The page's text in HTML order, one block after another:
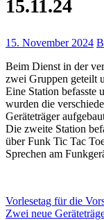
15.11.24
15. November 2024
Beim Dienst in der
zwei Gruppen geteilt
Eine Station befasste
wurden die
Geräteträger
Die zweite Station
über Funk Tic Tac
Sprechen am
Vorheriger
Beitrag:
Vorlesetag für die
Nächster
Zwei neue